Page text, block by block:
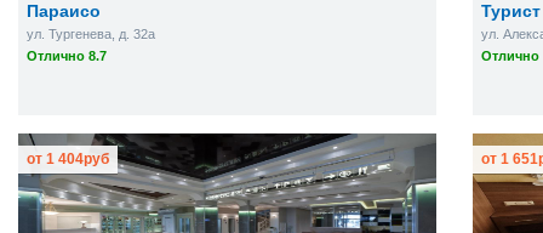
Параисо
ул. Тургенева, д. 32а
Отлично 8.7
Турист
ул.
Отлично
от 1 404руб от 1 651